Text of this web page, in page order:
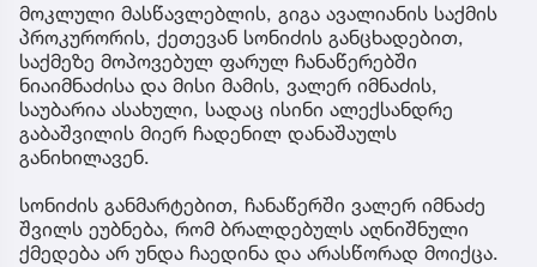
მოკლული მასწავლებლის, გიგა ავალიანის საქმის
პროკურორის, ქეთევან სონიძის განცხადებით,
საქმეზე მოპოვებულ ფარულ ჩანაწერებში
ნიაიმნაძისა და მისი მამის, ვალერ იმნაძის,
საუბარია ასახული, სადაც ისინი ალექსანდრე
გაბაშვილის მიერ ჩადენილ დანაშაულს
განიხილავენ.
სონიძის განმარტებით, ჩანაწერში ვალერ იმნაძე
შვილს ეუბნება, რომ ბრალდებულს აღნიშნული
ქმედება არ უნდა ჩაედინა და არასწორად მოიქცა.